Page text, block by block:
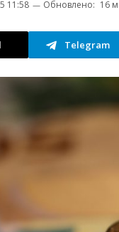
11:58 Обновлено: 16
Telegram